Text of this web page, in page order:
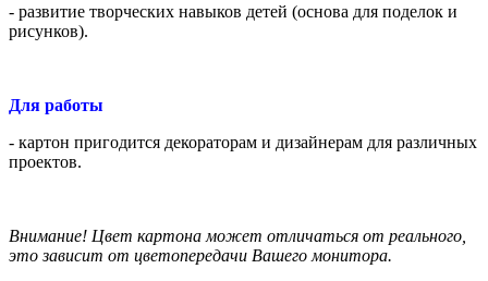
- развитие творческих навыков детей (основа для поделок и
рисунков).
Для работы
- картон пригодится декораторам и дизайнерам для различных
проектов.
Внимание! Цвет картона может отличаться от реального,
это зависит от цветопередачи Вашего монитора.